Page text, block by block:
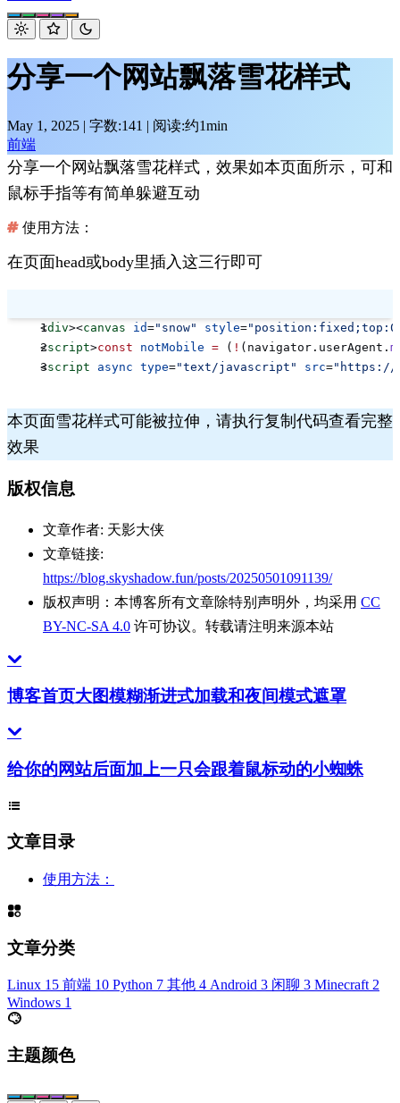
分享一个网站飘落雪花样式
May 1, 2025 | 字数:141 | 阅读:约1min
前端
分享一个网站飘落雪花样式，效果如本页面所示，可和
鼠标手指等有简单躲避互动
使用方法：
在页面head或body里插入这三行即可
<div><canvas id="snow" style=
<script>const notMobile = ( ! (navigator.userAgent.
<script async type="text/javascript" src="https://
本页面雪花样式可能被拉伸，请执行复制代码查看完整
效果
版权信息
文章作者: 天影大侠
文章链接:
https://blog.skyshadow.fun/posts/20250501091139/
版权声明： 本博客所有文章除特别声明外，均采用 CC
BY-NC-SA 4.0 许可协议。转载请注明来源本站
博客首页大图模糊渐进式加载和夜间模式遮罩
给你的网站后面加上一只会跟着鼠标动的小蜘蛛
文章目录
使用方法：
文章分类
Linux 15 前端 10 Python 7 其他 4 Android 3 闲聊 3 Minecraft 2
Windows 1
主题颜色